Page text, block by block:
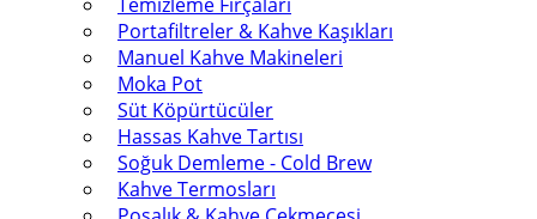
Portafiltreler & Kahve Kaşıkları
Manuel Kahve Makineleri
Moka Pot
Süt Köpürtücüler
Hassas Kahve Tartısı
Soğuk Demleme - Cold Brew
Kahve Termosları